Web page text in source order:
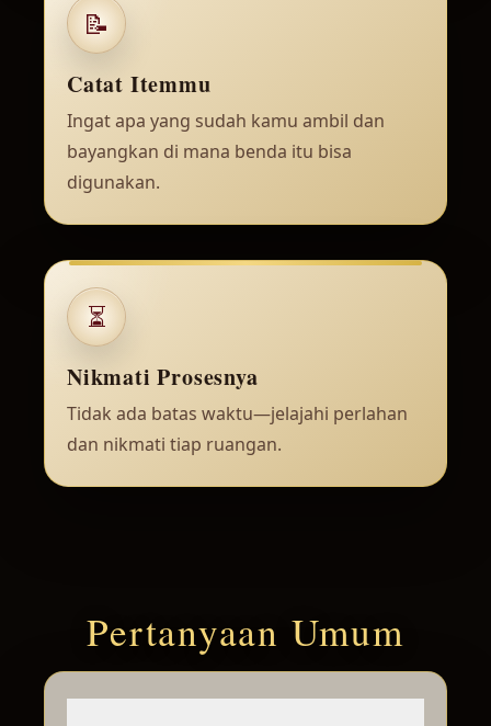
📝
Catat Itemmu
Ingat apa yang sudah kamu ambil dan
bayangkan di mana benda itu bisa
digunakan.
⏳
Nikmati Prosesnya
Tidak ada batas waktu—jelajahi perlahan
dan nikmati tiap ruangan.
Pertanyaan Umum